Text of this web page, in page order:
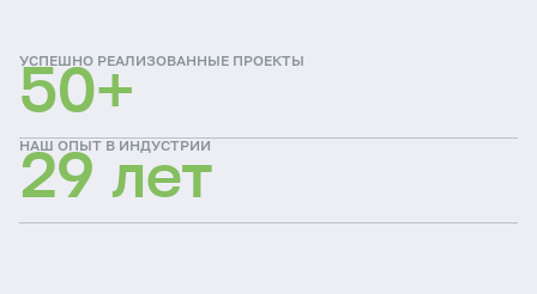
УСПЕШНО РЕАЛИЗОВАННЫЕ ПРОЕКТЫ
50+
НАШ ОПЫТ В ИНДУСТРИИ
29 лет